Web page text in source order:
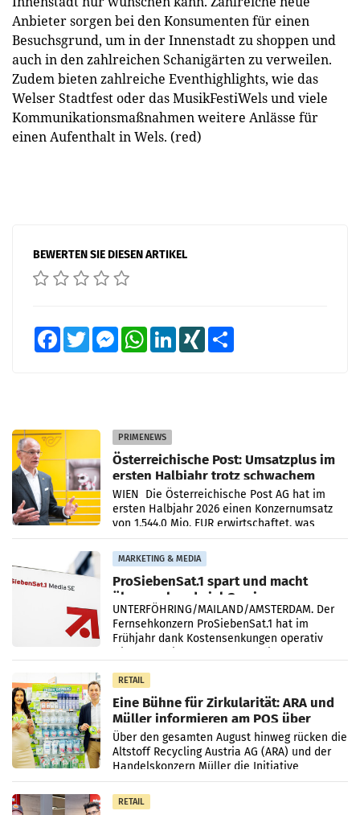
Anbieter sorgen bei den Konsumenten für einen
Besuchsgrund, um in der Innenstadt zu shoppen und
auch in den zahlreichen Schanigärten zu verweilen.
Zudem bieten zahlreiche Eventhighlights, wie das
Welser Stadtfest oder das MusikFestiWels und viele
Kommunikationsmaßnahmen weitere Anlässe für
einen Aufenthalt in Wels. (red)
BEWERTEN SIE DIESEN ARTIKEL
FacebookTwitter MessengerWhatsAppLinkedInXING
PRIMENEWS
Österreichische Post: Umsatzplus im
ersten Halbjahr trotz schwachem
Briefgeschäft
WIEN Die Österreichische Post AG hat im
ersten Halbjahr 2026 einen Konzernumsatz
von 1.544,0 Mio. EUR erwirtschaftet, was
einem Plus von 3,8 Prozent gegenüber dem
Vergleichszeitraum
MARKETING & MEDIA
ProSiebenSat.1 spart und macht
überraschend viel Gewinn
UNTERFÖHRING/MAILAND/AMSTERDAM. Der
Fernsehkonzern ProSiebenSat.1 hat im
Frühjahr dank Kostensenkungen operativ
RETAIL
Eine Bühne für Zirkularität: ARA und
Müller informieren am POS über
Kreislauffähigkeit
Über den gesamten August hinweg rücken die
Altstoff Recycling Austria AG (ARA) und der
Handelskonzern Müller die Initiative
„Kreislauf-Helden“ in allen österreichischen
Müller-Filialen
RETAIL